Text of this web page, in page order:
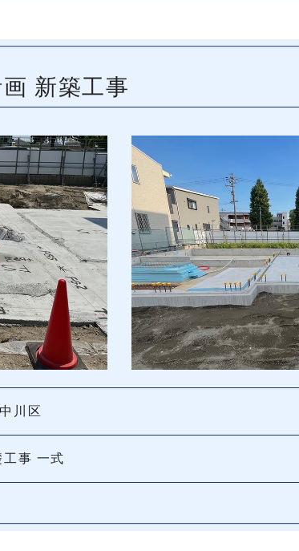
新築工事
川区
事 一式